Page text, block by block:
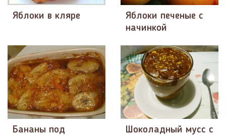
Яблоки в кляре
Яблоки печеные с
начинкой
Бананы под
Шоколадный мусс с